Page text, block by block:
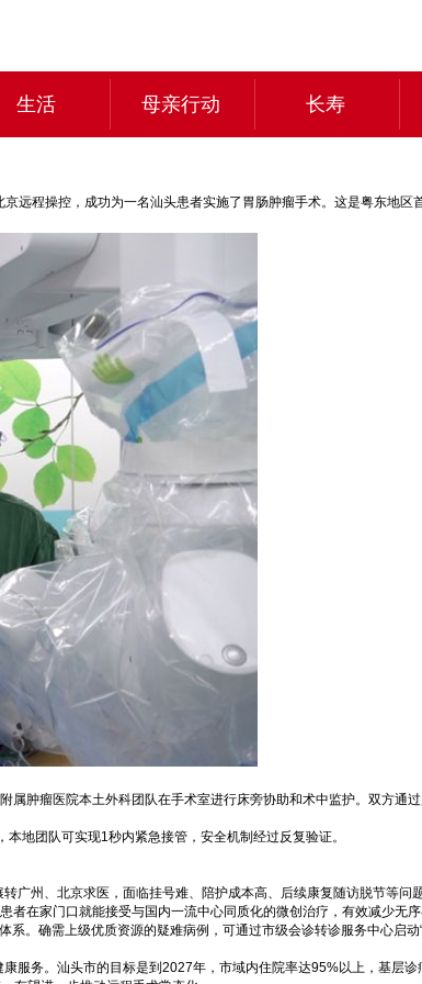
生活 母亲行动 长寿
程操控，成功为一名汕头患者实施了胃肠肿瘤手术。这是粤东地区
肿瘤医院本土外科团队在手术室进行床旁协助和术中监护。双方通
地团队可实现1秒内紧急接管，安全机制经过反复验证。
广州、北京求医，面临挂号难、陪护成本高、后续康复随访脱节等问题
在家门口就能接受与国内一流中心同质化的微创治疗，有效减少无序
。确需上级优质资源的疑难病例，可通过市级会诊转诊服务中心启
服务。汕头市的目标是到2027年，市域内住院率达95%以上，基层诊